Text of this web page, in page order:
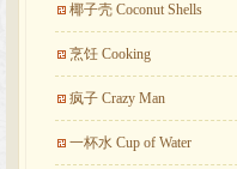
椰子壳 Coconut Shells
烹饪 Cooking
疯子 Crazy Man
一杯水 Cup of Water